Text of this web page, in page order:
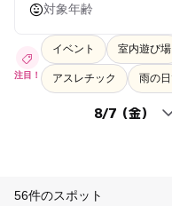
対象年齢
注目！
イベント 室内遊び場
アスレチック 雨の
56件のスポット